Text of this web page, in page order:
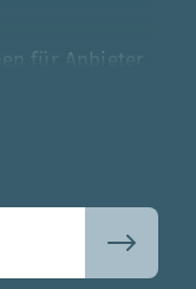
für Anbieter